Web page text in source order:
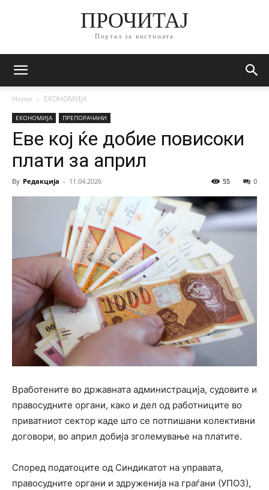
ПРОЧИТАЈ
Портал за вистината
Home ЕКОНОМИЈА
ЕКОНОМИЈА ПРЕПОРАЧАНИ
Еве кој ќе добие повисоки
плати за април
By Редакција - 11.04.2026 0
55
Вработените во државната администрација, судовите и
правосудните органи, како и дел од работниците во
приватниот сектор каде што се потпишани колективни
договори, во април добија зголемување на платите.
Според податоците од Синдикатот на управата,
правосудните органи и здруженија на граѓани (УПОЗ),